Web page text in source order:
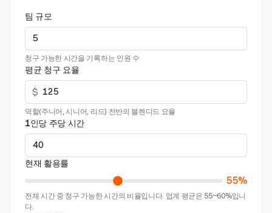
팀 규모
청구 가능한 시간을 기록하는 인원 수
평균 청구 요율
$
역할(주니어, 시니어, 리드) 전반의 블렌디드 요율
1인당 주당 시간
현재 활용률
55%
전체 시간 중 청구 가능한 시간의 비율입니다. 업계 평균은 55~60%입니
다.